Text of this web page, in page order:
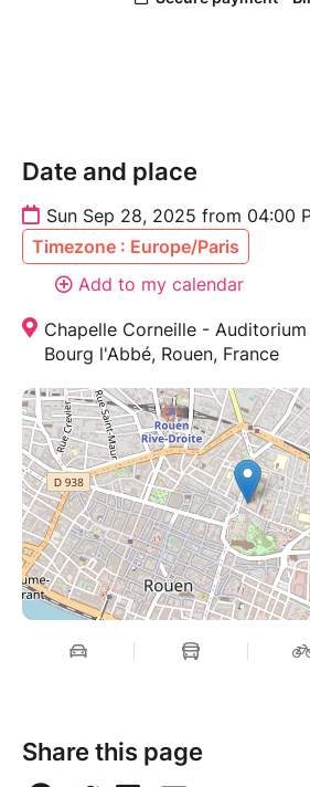
Premier tour :
– Samedi 27 septembre 2025 de
14h30 à 16h00
Date and place
Sun Sep 28, 2025 from 04:00
Timezone : Europe/Paris
Add to my calendar
Chapelle Corneille -
Bourg l'Abbé, Rouen, France
Share this page